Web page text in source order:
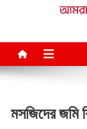
মসজিদের জমি